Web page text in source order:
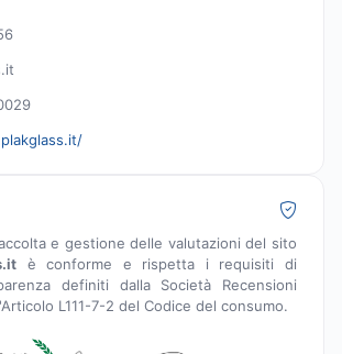
e gestione delle valutazioni del sito
è conforme e rispetta i requisiti di
definiti dalla Società Recensioni
L111-7-2 del Codice del consumo.